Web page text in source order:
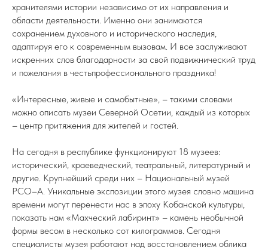
хранителями истории независимо от их направления и
области деятельности. Именно они занимаются
сохранением духовного и исторического наследия,
адаптируя его к современным вызовам. И все заслуживают
искренних слов благодарности за свой подвижнический труд
и пожелания в честьпрофессионального праздника!
«Интересные, живые и самобытные», – такими словами
можно описать музеи Северной Осетии, каждый из которых
– центр притяжения для жителей и гостей.
На сегодня в республике функционируют 18 музеев:
исторический, краеведческий, театральный, литературный и
другие. Крупнейший среди них – Национальный музей
РСО–А. Уникальные экспозиции этого музея словно машина
времени могут перенести нас в эпоху Кобанской культуры,
показать нам «Махческий лабиринт» – камень необычной
формы весом в несколько сот килограммов. Сегодня
специалисты музея работают над восстановлением облика